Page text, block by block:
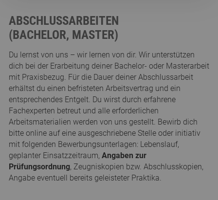
ABSCHLUSSARBEITEN
(BACHELOR, MASTER)
Du lernst von uns – wir lernen von dir. Wir unterstützen
dich bei der Erarbeitung deiner Bachelor- oder Masterarbeit
mit Praxisbezug. Für die Dauer deiner Abschlussarbeit
erhältst du einen befristeten Arbeitsvertrag und ein
entsprechendes Entgelt. Du wirst durch erfahrene
Fachexperten betreut und alle erforderlichen
Arbeitsmaterialien werden von uns gestellt. Bewirb dich
bitte online auf eine ausgeschriebene Stelle oder initiativ
mit folgenden Bewerbungsunterlagen: Lebenslauf,
geplanter Einsatzzeitraum, Angaben zur
Prüfungsordnung, Zeugniskopien bzw. Abschlusskopien,
Angabe eventuell bereits geleisteter Praktika.